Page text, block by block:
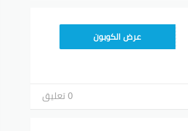
TEM34عرض الكوبون
0 تعليق